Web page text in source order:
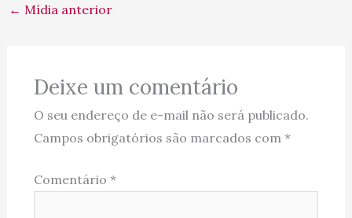
← Mídia anterior
Deixe um comentário
O seu endereço de e-mail não será publicado.
Campos obrigatórios são marcados com *
Comentário *